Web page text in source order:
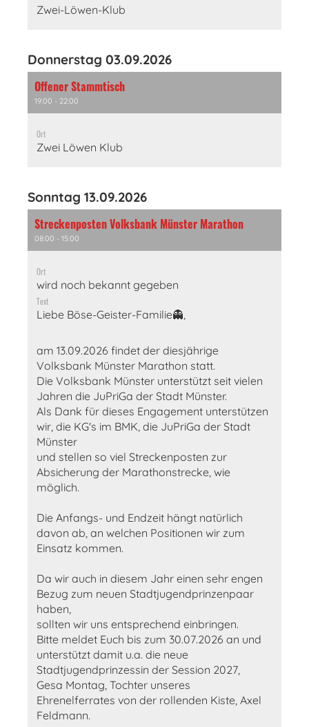
Zwei-Löwen-Klub
Donnerstag 03.09.2026
Offener Stammtisch
19:00 - 22:00
Ort
Zwei Löwen Klub
Sonntag 13.09.2026
Streckenposten Volksbank Münster Marathon
08:00 - 15:00
Ort
wird noch bekannt gegeben
Text
Liebe Böse-Geister-Familie👻,
am 13.09.2026 findet der diesjährige
Volksbank Münster Marathon statt.
Die Volksbank Münster unterstützt seit vielen
Jahren die JuPriGa der Stadt Münster.
Als Dank für dieses Engagement unterstützen
wir, die KG's im BMK, die JuPriGa der Stadt
Münster
und stellen so viel Streckenposten zur
Absicherung der Marathonstrecke, wie
möglich.
Die Anfangs- und Endzeit hängt natürlich
davon ab, an welchen Positionen wir zum
Einsatz kommen.
Da wir auch in diesem Jahr einen sehr engen
Bezug zum neuen Stadtjugendprinzenpaar
haben,
sollten wir uns entsprechend einbringen.
Bitte meldet Euch bis zum 30.07.2026 an und
unterstützt damit u.a. die neue
Stadtjugendprinzessin der Session 2027,
Gesa Montag, Tochter unseres
Ehrenelferrates von der rollenden Kiste, Axel
Feldmann.